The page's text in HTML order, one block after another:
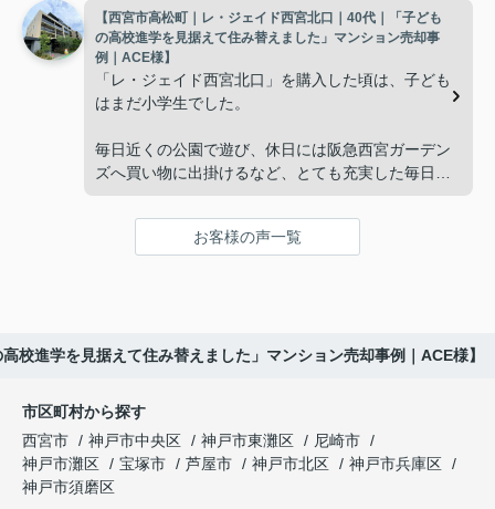
インフィニティエステートさんへ相談すると、「パ
ークナード西宮北口」の査定だけでなく、住み替え
先とのスケジュールや資金計画まで丁寧にサポート
してくださいました。
販売活動では、西宮北口駅へのアクセス、阪急西宮
ガーデンズ、医療機関や買い物施設など、将来も安
した。
趣味を楽しむ時間が増えました。
これからの暮らしを前向きに考えられるようにな
子どもたちはそれぞれ別の仕事に就いており、
「将来、このビルの管理を任せるのは難しいかもし
れない。」
と家族で話し合うようになりました。
インフィニティエステートさんへ相談すると、収益
投資家向けの販売方法をご提案いただきました。
「立地も良く、長期保有したい物件です。」
と話され、このビルを大切に運営してくださること
になりました。
【西宮市高松町｜レ・ジェイド西宮北口｜40代｜「子ども
の高校進学を見据えて住み替えました」マンション売却事
例｜ACE様】
「レ・ジェイド西宮北口」を購入した頃は、子ども
はまだ小学生でした。
毎日近くの公園で遊び、休日には阪急西宮ガーデン
ズへ買い物に出掛けるなど、とても充実した毎日を
年月が経ち、子どもが高校進学を意識する年齢にな
「レ・ジェイド西宮北口」の査定だけでなく、新居
購入とのタイミングや資金計画についても丁寧に説
明してくださいました。
お客様の声一覧
校進学を見据えて住み替えました」マンション売却事例｜ACE様】
市区町村から探す
西宮市
神戸市中央区 神戸市東灘区
尼崎市
神戸市灘区
宝塚市 芦屋市 神戸市北区
神戸市兵庫区
神戸市須磨区